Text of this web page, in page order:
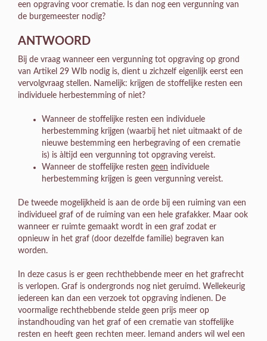
een opgraving voor crematie. Is dan nog een vergunning van
de burgemeester nodig?
ANTWOORD
Bij de vraag wanneer een vergunning tot opgraving op grond
van Artikel 29 Wlb nodig is, dient u zichzelf eigenlijk eerst een
vervolgvraag stellen. Namelijk: krijgen de stoffelijke resten een
individuele herbestemming of niet?
Wanneer de stoffelijke resten een individuele
herbestemming krijgen (waarbij het niet uitmaakt of de
nieuwe bestemming een herbegraving of een crematie
is) is àltijd een vergunning tot opgraving vereist.
Wanneer de stoffelijke resten geen individuele
herbestemming krijgen is geen vergunning vereist.
De tweede mogelijkheid is aan de orde bij een ruiming van een
individueel graf of de ruiming van een hele grafakker. Maar ook
wanneer er ruimte gemaakt wordt in een graf zodat er
opnieuw in het graf (door dezelfde familie) begraven kan
worden.
In deze casus is er geen rechthebbende meer en het grafrecht
is verlopen. Graf is ondergronds nog niet geruimd. Wellekeurig
iedereen kan dan een verzoek tot opgraving indienen. De
voormalige rechthebbende stelde geen prijs meer op
instandhouding van het graf of een crematie van stoffelijke
resten en heeft geen rechten meer. Iemand anders wil wel een